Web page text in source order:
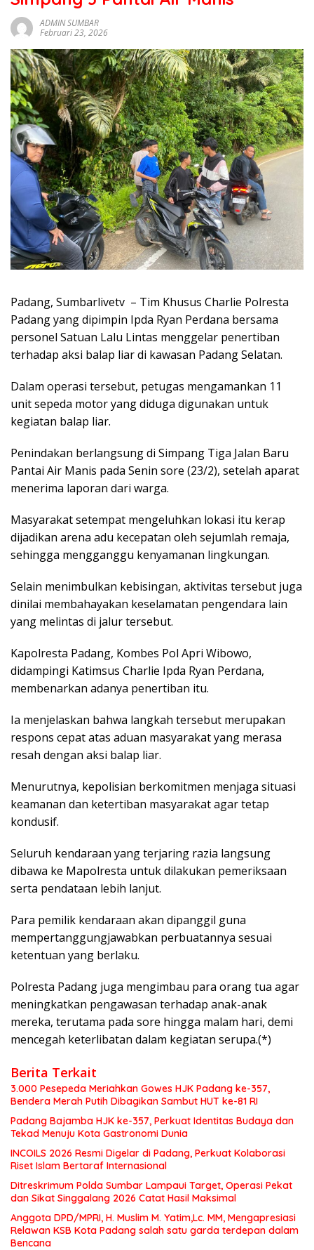
sumbar
tv
live
ADMIN SUMBAR
Februari 23, 2026
Padang, Sumbarlivetv – Tim Khusus Charlie Polresta
Padang yang dipimpin Ipda Ryan Perdana bersama
personel Satuan Lalu Lintas menggelar penertiban
terhadap aksi balap liar di kawasan Padang Selatan.
Dalam operasi tersebut, petugas mengamankan 11
unit sepeda motor yang diduga digunakan untuk
kegiatan balap liar.
Penindakan berlangsung di Simpang Tiga Jalan Baru
Pantai Air Manis pada Senin sore (23/2), setelah aparat
menerima laporan dari warga.
Masyarakat setempat mengeluhkan lokasi itu kerap
dijadikan arena adu kecepatan oleh sejumlah remaja,
sehingga mengganggu kenyamanan lingkungan.
Selain menimbulkan kebisingan, aktivitas tersebut juga
dinilai membahayakan keselamatan pengendara lain
yang melintas di jalur tersebut.
Kapolresta Padang, Kombes Pol Apri Wibowo,
didampingi Katimsus Charlie Ipda Ryan Perdana,
membenarkan adanya penertiban itu.
Ia menjelaskan bahwa langkah tersebut merupakan
respons cepat atas aduan masyarakat yang merasa
resah dengan aksi balap liar.
Menurutnya, kepolisian berkomitmen menjaga situasi
keamanan dan ketertiban masyarakat agar tetap
kondusif.
Seluruh kendaraan yang terjaring razia langsung
dibawa ke Mapolresta untuk dilakukan pemeriksaan
serta pendataan lebih lanjut.
Para pemilik kendaraan akan dipanggil guna
mempertanggungjawabkan perbuatannya sesuai
ketentuan yang berlaku.
Polresta Padang juga mengimbau para orang tua agar
meningkatkan pengawasan terhadap anak-anak
mereka, terutama pada sore hingga malam hari, demi
mencegah keterlibatan dalam kegiatan serupa.(*)
Berita Terkait
3.000 Pesepeda Meriahkan Gowes HJK Padang ke-357,
Bendera Merah Putih Dibagikan Sambut HUT ke-81 RI
Padang Bajamba HJK ke-357, Perkuat Identitas Budaya dan
Tekad Menuju Kota Gastronomi Dunia
INCOILS 2026 Resmi Digelar di Padang, Perkuat Kolaborasi
Riset Islam Bertaraf Internasional
Ditreskrimum Polda Sumbar Lampaui Target, Operasi Pekat
dan Sikat Singgalang 2026 Catat Hasil Maksimal
Anggota DPD/MPRI, H. Muslim M. Yatim,Lc. MM, Mengapresiasi
Relawan KSB Kota Padang salah satu garda terdepan dalam
Bencana